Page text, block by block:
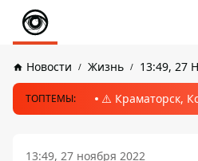
Новости Жизнь 13:49, 27
ТОПТЕМЫ: ⚠️ Краматорск,
13:49, 27 ноября 2022